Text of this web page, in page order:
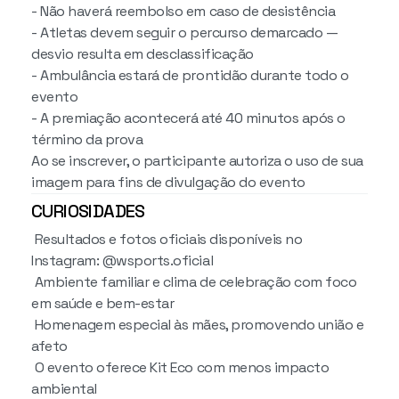
- Não haverá reembolso em caso de desistência
- Atletas devem seguir o percurso demarcado —
desvio resulta em desclassificação
- Ambulância estará de prontidão durante todo o
evento
- A premiação acontecerá até 40 minutos após o
término da prova
Ao se inscrever, o participante autoriza o uso de sua
imagem para fins de divulgação do evento
CURIOSIDADES
Resultados e fotos oficiais disponíveis no
Instagram: @wsports.oficial
Ambiente familiar e clima de celebração com foco
em saúde e bem-estar
Homenagem especial às mães, promovendo união e
afeto
O evento oferece Kit Eco com menos impacto
ambiental